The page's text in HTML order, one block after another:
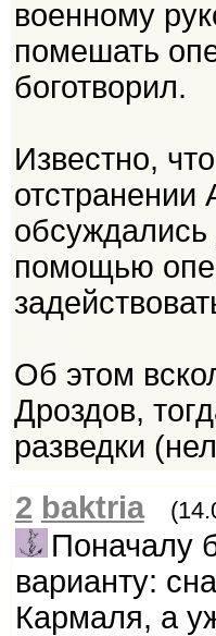
военному
помешать
боготворил.
Известно,
отстранении
обсуждались
помощью
Об этом
Дроздов,
разведки
2 baktria
Поначалу
варианту:
Кармаля, а